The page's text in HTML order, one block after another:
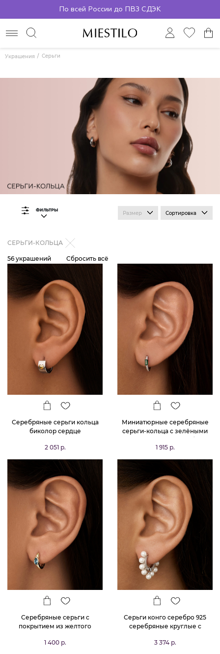
По всей России до ПВЗ СДЭК
Украшения Серьги
ФИЛЬТРЫ Размер Сортировка
СЕРЬГИ-КОЛЬЦА
56 украшений Сбросить всё
Серебряные серьги кольца
биколор сердце
2 051 р.
Миниатюрные серебряные
серьги-кольца с зелёными
фианитами в огранке багет
1 915 р.
Серебряные серьги с
покрытием из желтого
шпинелью
1 400 р.
Серьги конго серебро 925
серебряные круглые с
3 374 р.